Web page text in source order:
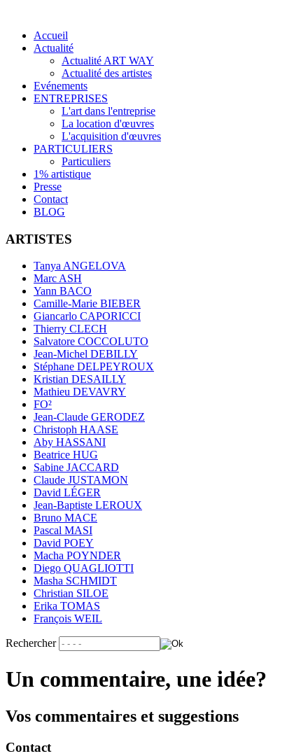
Accueil
Actualité
Actualité ART WAY
Actualité des artistes
Evénements
ENTREPRISES
L'art dans l'entreprise
La location d'œuvres
L'acquisition d'œuvres
PARTICULIERS
Particuliers
1% artistique
Presse
Contact
BLOG
ARTISTES
Tanya ANGELOVA
Marc ASH
Yann BACO
Camille-Marie BIEBER
Giancarlo CAPORICCI
Thierry CLECH
Salvatore COCCOLUTO
Jean-Michel DEBILLY
Stéphane DELPEYROUX
Kristian DESAILLY
Mathieu DEVAVRY
FO²
Jean-Claude GERODEZ
Christoph HAASE
Aby HASSANI
Beatrice HUG
Sabine JACCARD
Claude JUSTAMON
David LÉGER
Jean-Baptiste LEROUX
Bruno MACE
Pascal MASI
David POEY
Macha POYNDER
Diego QUAGLIOTTI
Masha SCHMIDT
Christian SILOE
Erika TOMAS
François WEIL
Rechercher
Un commentaire, une idée?
Vos commentaires et suggestions
Contact